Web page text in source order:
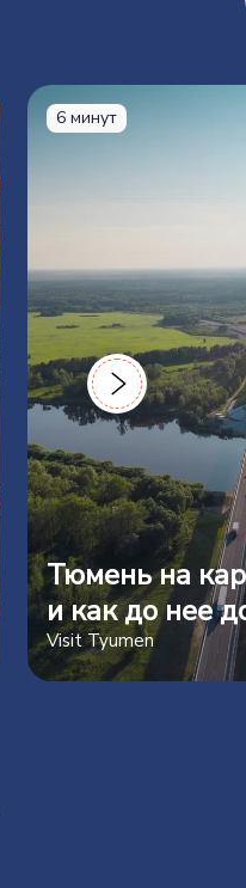
6 минут
Тюмень на
и как до нее
Visit Tyumen